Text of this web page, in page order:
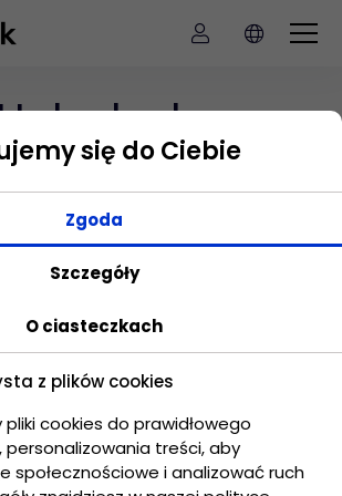
jaki sposób możesz wspomóc
kwestiach związanych ze
usterek sprzętu komputerowego
Problemy
się do Ciebie
Zgoda
Szczegóły
O ciasteczkach
z plików cookies
cookies do prawidłowego
personalizowania treści, aby
społecznościowe i analizować ruch